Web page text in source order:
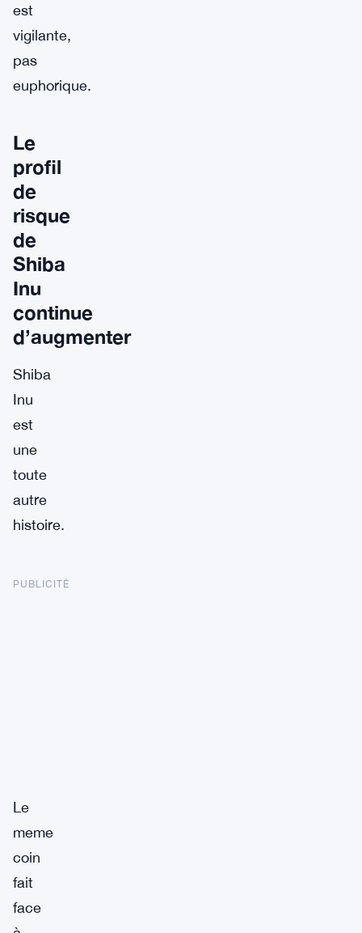
est
vigilante,
pas
euphorique.
Le
profil
de
risque
de
Shiba
Inu
continue
d’augmenter
Shiba
Inu
est
une
toute
autre
histoire.
PUBLICITÉ
Le
meme
coin
fait
face